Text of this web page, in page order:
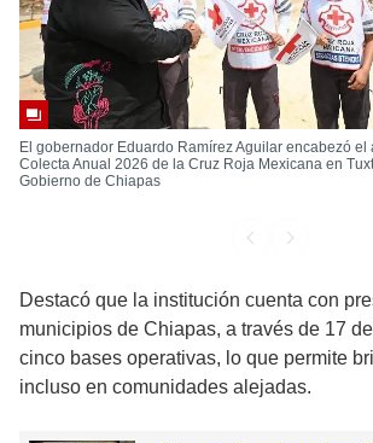
El gobernador Eduardo Ramírez Aguilar encabezó el
Colecta Anual 2026 de la Cruz Roja Mexicana en
Gobierno de Chiapas
Destacó que la institución cuenta con
municipios de Chiapas, a través de 17
cinco bases operativas, lo que permite
incluso en comunidades alejadas.